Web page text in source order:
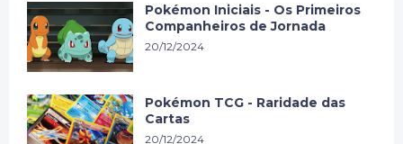
Pokémon Iniciais - Os Primeiros
Companheiros de Jornada
20/12/2024
Pokémon TCG - Raridade das
Cartas
20/12/2024